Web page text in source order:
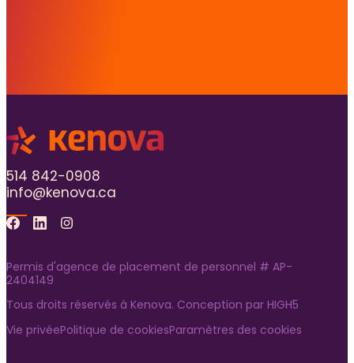
514 842-0908
info@kenova.ca
2404149
Tous droits réservés à Kenova. Conception par
Paramètres des cookies